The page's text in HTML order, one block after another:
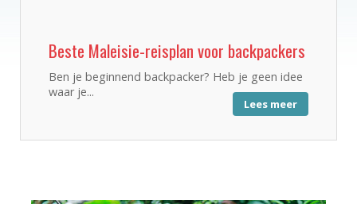
Beste Maleisie-reisplan voor backpackers
Ben je beginnend backpacker? Heb je geen idee
waar je...
Lees meer